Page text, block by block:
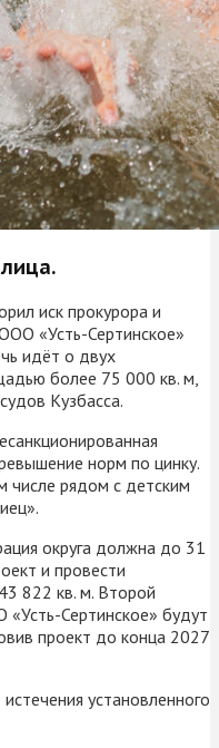
иск прокурора и
«Усть-Сертинское»
идёт о двух
более 75 000 кв. м,
Кузбасса.
норм по цинку.
числе рядом с детским
округа должна до 31
и провести
822 кв. м. Второй
Сертинское» будут
проект до конца 2027
установленного